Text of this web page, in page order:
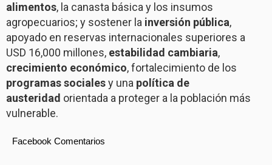
alimentos, la canasta básica y los insumos
agropecuarios; y sostener la inversión pública,
apoyado en reservas internacionales superiores a
USD 16,000 millones, estabilidad cambiaria,
crecimiento económico, fortalecimiento de los
programas socialesy una política de
austeridad orientada a proteger a la población más
vulnerable.
Facebook Comentarios